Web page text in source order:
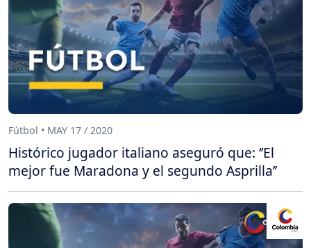
Fútbol • MAY 17 / 2020
Histórico jugador italiano aseguró que: ‘’El
mejor fue Maradona y el segundo Asprilla’’